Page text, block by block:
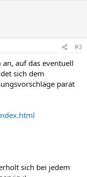
#3
auf das eventuell
sich dem
parat
sich bei jedem